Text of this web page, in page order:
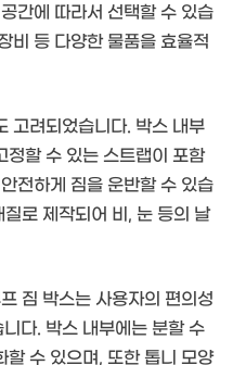
간에 따라서 선택할 수 있습
비 등 다양한 물품을 효율적
고려되었습니다. 박스 내부
정할 수 있는 스트랩이 포함
전하게 짐을 운반할 수 있습
로 제작되어 비, 눈 등의 날
짐 박스는 사용자의 편의성
다. 박스 내부에는 분할 수
할 수 있으며, 또한 톱니 모양